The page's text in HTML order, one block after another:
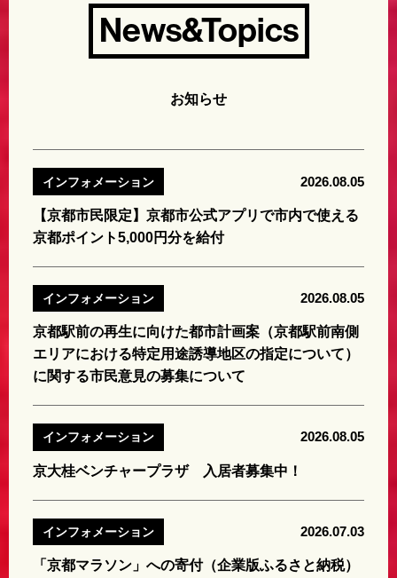
News&Topics
お知らせ
インフォメーション 2026.08.05
【京都市民限定】京都市公式アプリで市内で使える
京都ポイント5,000円分を給付
インフォメーション 2026.08.05
京都駅前の再生に向けた都市計画案（京都駅前南側
エリアにおける特定用途誘導地区の指定について）
に関する市民意見の募集について
インフォメーション 2026.08.05
京大桂ベンチャープラザ 入居者募集中！
インフォメーション 2026.07.03
「京都マラソン」への寄付（企業版ふるさと納税）